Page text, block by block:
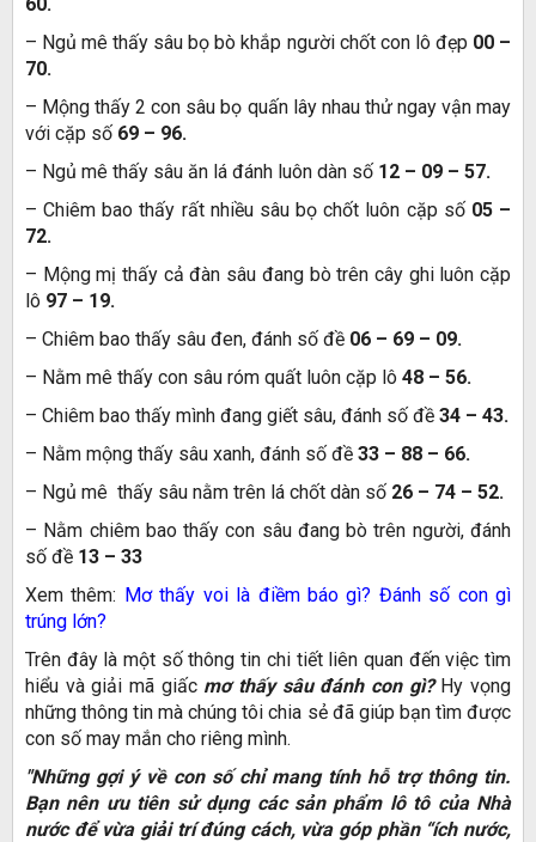
– Ngủ mê thấy sâu bọ bò khắp người chốt con lô đẹp 00 –
70.
– Mộng thấy 2 con sâu bọ quấn lây nhau thử ngay vận may
với cặp số 69 – 96.
– Ngủ mê thấy sâu ăn lá đánh luôn dàn số 12 – 09 – 57.
– Chiêm bao thấy rất nhiều sâu bọ chốt luôn cặp số05 –
72.
– Mộng mị thấy cả đàn sâu đang bò trên cây ghi luôn cặp
lô 97 – 19.
– Chiêm bao thấy sâu đen, đánh số đề 06 – 69 – 09.
– Nằm mê thấy con sâu róm quất luôn cặp lô 48 – 56.
– Chiêm bao thấy mình đang giết sâu, đánh số đề 34 – 43.
– Nằm mộng thấy sâu xanh, đánh số đề 33 – 88 – 66.
– Ngủ mê thấy sâu nằm trên lá chốt dàn số 26 – 74 – 52.
– Nằm chiêm bao thấy con sâu đang bò trên người, đánh
số đề 13 – 33
Xem thêm: Mơ thấy voi là điềm báo gì? Đánh số con gì
trúng lớn?
Trên đây là một số thông tin chi tiết liên quan đến việc tìm
hiểu và giải mã giấc mơ thấy sâu đánh con gì?Hy vọng
những thông tin mà chúng tôi chia sẻ đã giúp bạn tìm được
con số may mắn cho riêng mình.
"Những gợi ý về con số chỉ mang tính hỗ trợ thông tin.
Bạn nên ưu tiên sử dụng các sản phẩm lô tô của Nhà
nước để vừa giải trí đúng cách, vừa góp phần “ích nước,